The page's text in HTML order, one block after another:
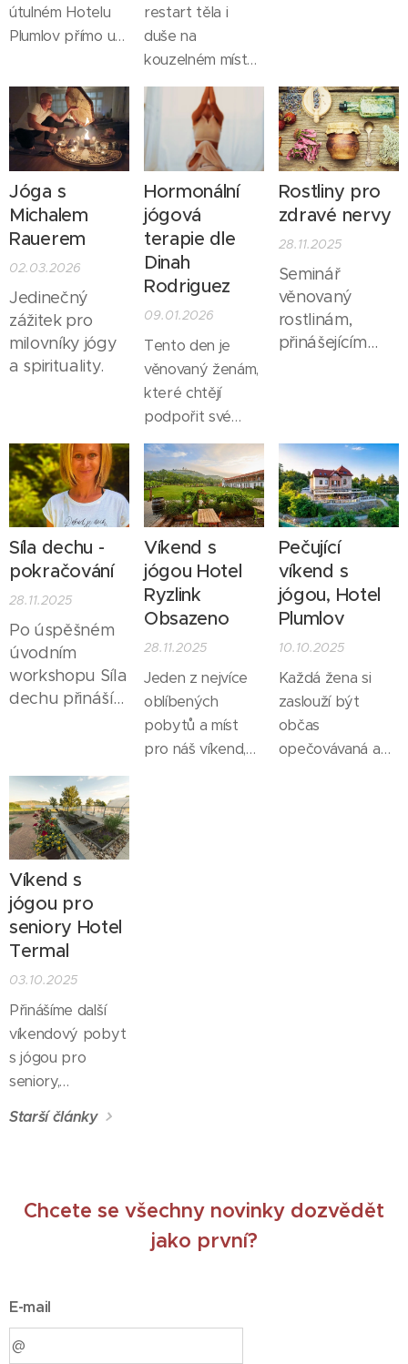
útulném Hotelu
Plumlov přímo u
přehrady. Čeká
vás ubytování v
pohodlných
dvoulůžkových
atmosféra a
osobní přístup. V
ceně pobytu je
výborná snídaně
formou bohatého
bufetu a chutné
večeře, které
doplní váš den
restart těla i
duše na
kouzelném místě
nedaleko Pálavy.
vnitřní klid.
Jóga s
Michalem
Rauerem
02.03.2026
Jedinečný
zážitek pro
milovníky jógy
a spirituality.
Hormonální
jógová
terapie dle
Dinah
Rodriguez
09.01.2026
Tento den je
věnovaný ženám,
které chtějí
podpořit své
hormonální zdraví
přirozenou
cestou, zpomalit,
nadechnout se a
na své tělo.
Rostliny pro
zdravé nervy
28.11.2025
Seminář
věnovaný
rostlinám,
přinášejícím
nervové
soustavy.
Síla dechu -
pokračování
28.11.2025
Po úspěšném
úvodním
workshopu Síla
dechu přináším
opět budeme
snažit
objevovat
skryté
možnosti
našeho dechu.
Víkend s
jógou Hotel
Ryzlink
Obsazeno
28.11.2025
Jeden z nejvíce
oblíbených
pobytů a míst
pro náš víkend,
Pečující
víkend s
jógou, Hotel
Plumlov
10.10.2025
Každá žena si
zaslouží být
občas
opečovávaná a
Víkend s
jógou pro
seniory Hotel
Termal
03.10.2025
Přinášíme další
víkendový pobyt
s jógou pro
seniory,
Hotelu Termal
nádrží s krásným
výhledem na
Starší články
Chcete se všechny novinky dozvědět
jako první?
E-mail